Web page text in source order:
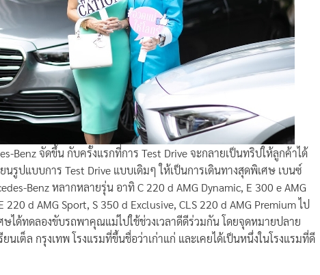
Benz จัดขึ้น กับครั้งแรกที่การ Test Drive จะกลายเป็นทริปให้ลูกค้าได้
รูปแบบการ Test Drive แบบเดิมๆ ให้เป็นการเดินทางสุดพิเศษ เบนซ์
Benz หลากหลายรุ่น อาทิ C 220 d AMG Dynamic, E 300 e AMG
220 d AMG Sport, S 350 d Exclusive, CLS 220 d AMG Premium ไป
ได้ทดลองขับรถพาคุณแม่ไปใช้ช่วงเวลาดีดีร่วมกัน โดยจุดหมายปลาย
นเต็ล กรุงเทพ โรงแรมที่ขึ้นชื่อว่าเก่าแก่ และเคยได้เป็นหนึ่งในโรงแรมที่ดี